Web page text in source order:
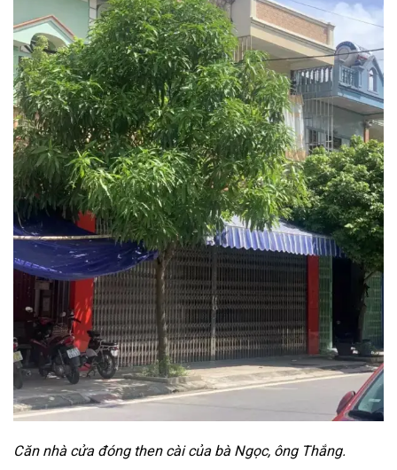
Căn nhà cửa đóng then cài của bà Ngọc, ông Thắng.